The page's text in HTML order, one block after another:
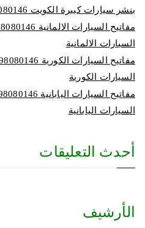
بنشر سيارات كبيرة الكويت 98080146‬ بنشر متنقل معدات ثقيلة
السيارات الالمانية
السيارات الكورية
السيارات اليابانية
أحدث التعليقات
الأرشيف